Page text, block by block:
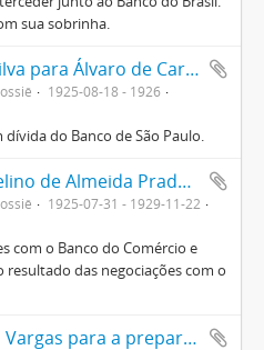
sua sobrinha.
Cartas de José Pinto e Silva para Álvaro de Carvalho
1925-08-18 - 1926
do Banco de São Paulo.
Cartas de Sebastião Adelino de Almeida Prado para Álvaro de Carvalho
1925-07-31 - 1929-11-22
com o Banco do Comércio e
das negociações com o
Observações de Getúlio Vargas para a preparação de discursos